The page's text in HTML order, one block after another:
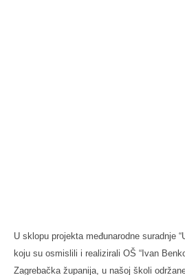
U sklopu projekta međunarodne suradnje
koju su osmislili i realizirali OŠ “Ivan
Zagrebačka županija, u našoj školi